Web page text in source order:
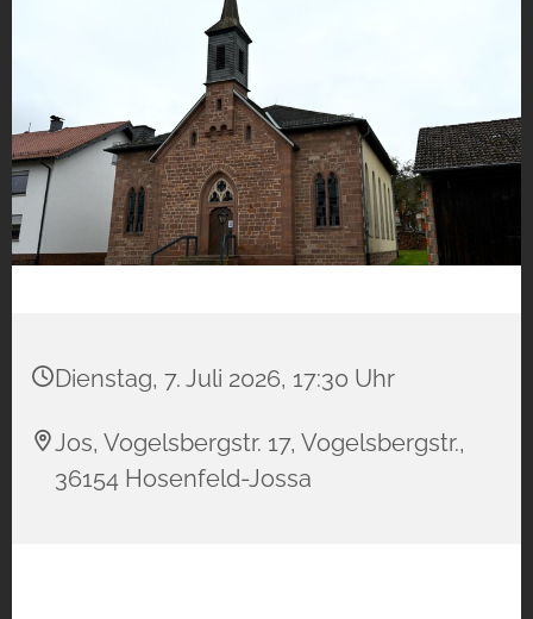
Dienstag, 7. Juli 2026, 17:30 Uhr
Jos, Vogelsbergstr. 17, Vogelsbergstr.,
36154 Hosenfeld-Jossa